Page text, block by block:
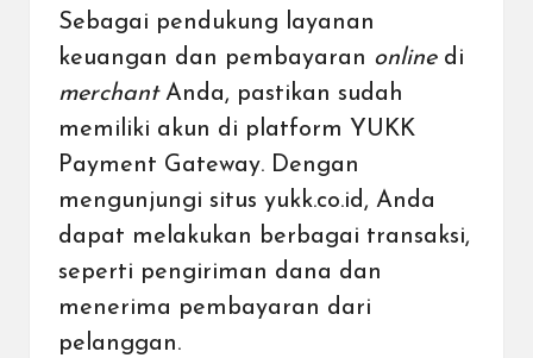
Sebagai pendukung layanan
keuangan dan pembayaran onlinedi
merchantAnda, pastikan sudah
memiliki akun di platform YUKK
Payment Gateway. Dengan
mengunjungi situs yukk.co.id, Anda
dapat melakukan berbagai transaksi,
seperti pengiriman dana dan
menerima pembayaran dari
pelanggan.